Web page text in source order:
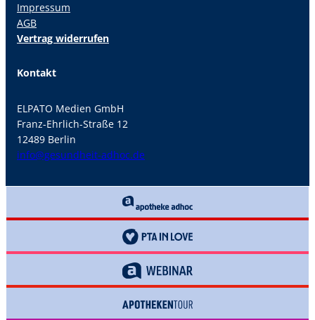
Impressum
AGB
Vertrag widerrufen
Kontakt
ELPATO Medien GmbH
Franz-Ehrlich-Straße 12
12489 Berlin
info@gesundheit-adhoc.de